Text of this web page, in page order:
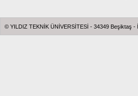
© YILDIZ TEKNİK ÜNİVERSİTESİ - 34349 Beşiktaş -